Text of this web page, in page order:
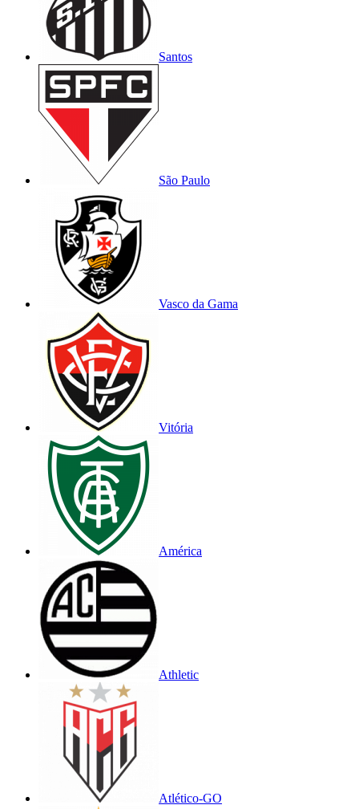
Santos
São Paulo
Vasco da Gama
Vitória
América
Athletic
Atlético-GO